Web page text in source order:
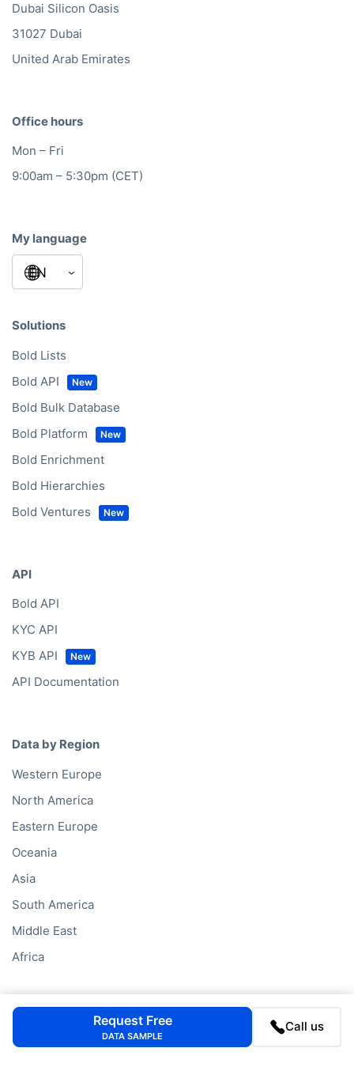
Dubai Silicon Oasis
31027 Dubai
United Arab Emirates
Office hours
Mon – Fri
9:00am – 5:30pm (CET)
My language
Solutions
Bold Lists
Bold API
Bold Bulk Database
Bold Platform
Bold Enrichment
Bold Hierarchies
Bold Ventures
API
Bold API
KYC API
KYB API
API Documentation
Data by Region
Western Europe
North America
Eastern Europe
Oceania
Asia
South America
Middle East
Africa
Data Services
Company Database
Request Free
DATA SAMPLE
Call us